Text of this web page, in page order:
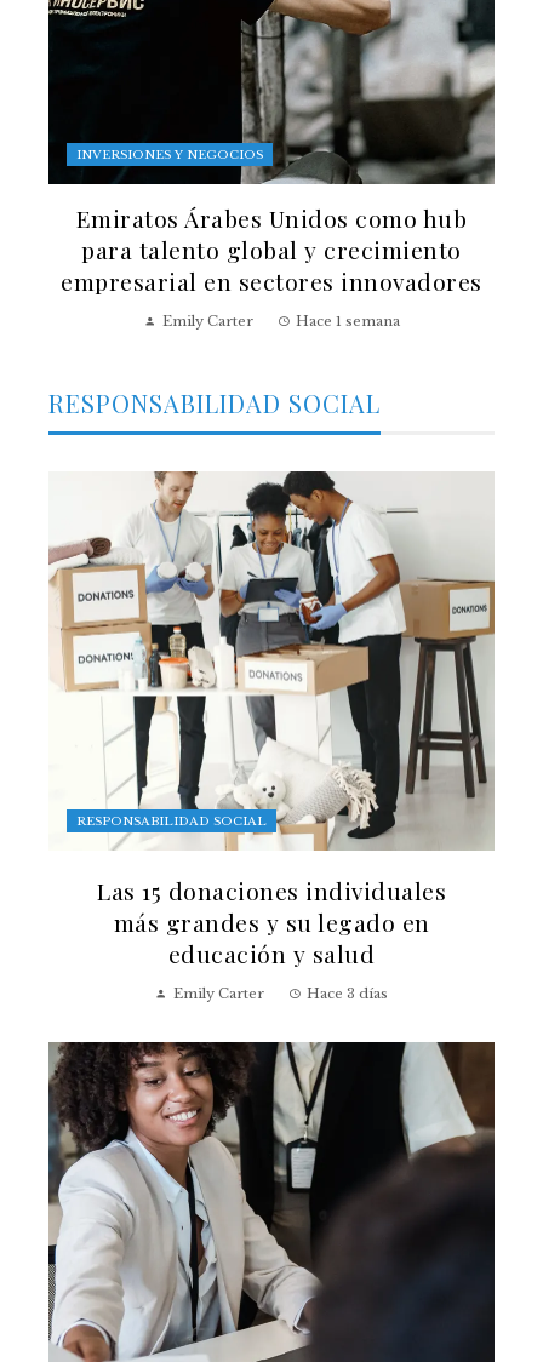
INVERSIONES Y NEGOCIOS
Emiratos Árabes Unidos como hub
para talento global y crecimiento
empresarial en sectores innovadores
Emily Carter Hace 1 semana
RESPONSABILIDAD SOCIAL
RESPONSABILIDAD SOCIAL
Las 15 donaciones individuales
más grandes y su legado en
educación y salud
Emily Carter Hace 3 días